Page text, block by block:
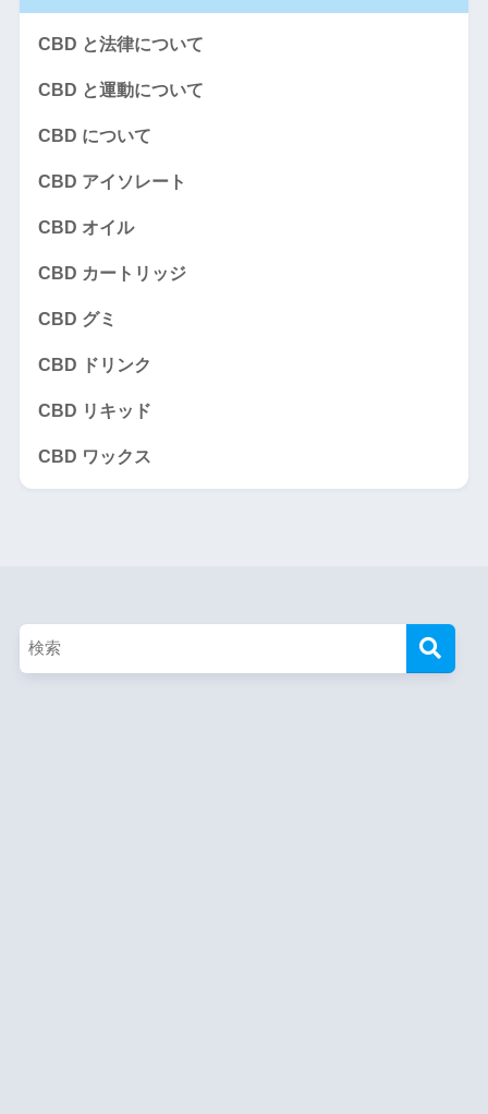
CBD と法律について
CBD と運動について
CBD について
CBD アイソレート
CBD オイル
CBD カートリッジ
CBD グミ
CBD ドリンク
CBD リキッド
CBD ワックス